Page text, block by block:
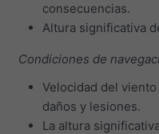
consecuencias.
Altura significativa
Condiciones de
Velocidad del
daños y lesiones.
La altura